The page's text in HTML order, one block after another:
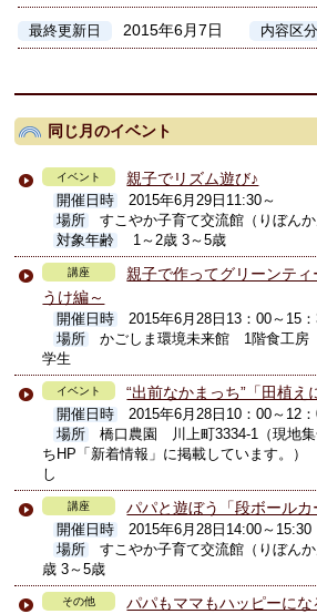
最終更新日 2015年6月7日 内容区分
同じ月のイベント
イベント 親子でリズム遊び♪
開催日時
2015年6月29日11:30～
場所
すこやか子育て交流館（りぼん
対象年齢
1～2歳 3～5歳
講座
親子で作ってグリーンテ
うけ編～
開催日時
2015年6月28日13：00～15
場所
かごしま環境未来館 1階食工房
学生
イベント “出前なかまっち”「田植え
開催日時
2015年6月28日10：00～12
場所
橋口農園 川上町3334-1（現地
ちHP「新着情報」に掲載しています。）
し
講座 パパと遊ぼう「段ボールカ
開催日時
2015年6月28日14:00～15:30
場所
すこやか子育て交流館（りぼんか
歳 3～5歳
その他
パパもママもハッピーに